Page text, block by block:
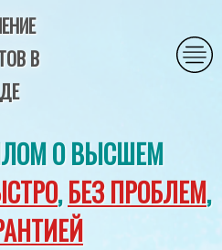
В
О ВЫСШЕМ
,БЕЗ ПРОБЛЕМ,